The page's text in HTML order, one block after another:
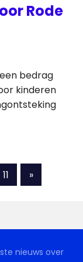
Rode
bedrag
kinderen
11
Volgende
berichten
»
nieuws over